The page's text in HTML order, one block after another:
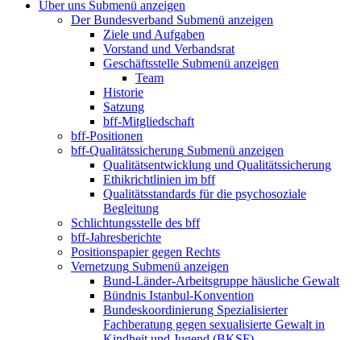
Über uns Submenü anzeigen
Der Bundesverband Submenü anzeigen
Ziele und Aufgaben
Vorstand und Verbandsrat
Geschäftsstelle Submenü anzeigen
Team
Historie
Satzung
bff-Mitgliedschaft
bff-Positionen
bff-Qualitätssicherung Submenü anzeigen
Qualitätsentwicklung und Qualitätssicherung
Ethikrichtlinien im bff
Qualitätsstandards für die psychosoziale
Begleitung
Schlichtungsstelle des bff
bff-Jahresberichte
Positionspapier gegen Rechts
Vernetzung Submenü anzeigen
Bund-Länder-Arbeitsgruppe häusliche Gewalt
Bündnis Istanbul-Konvention
Bundeskoordinierung Spezialisierter
Fachberatung gegen sexualisierte Gewalt in